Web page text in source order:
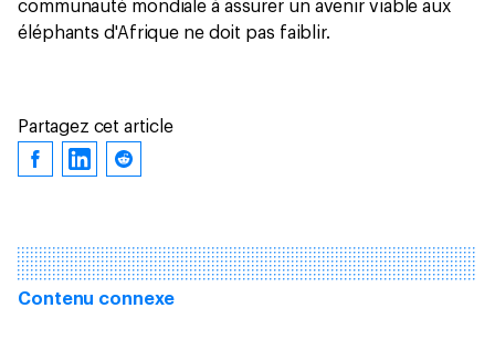
communauté mondiale à assurer un avenir viable aux
éléphants d'Afrique ne doit pas faiblir.
Partagez cet article
Contenu connexe